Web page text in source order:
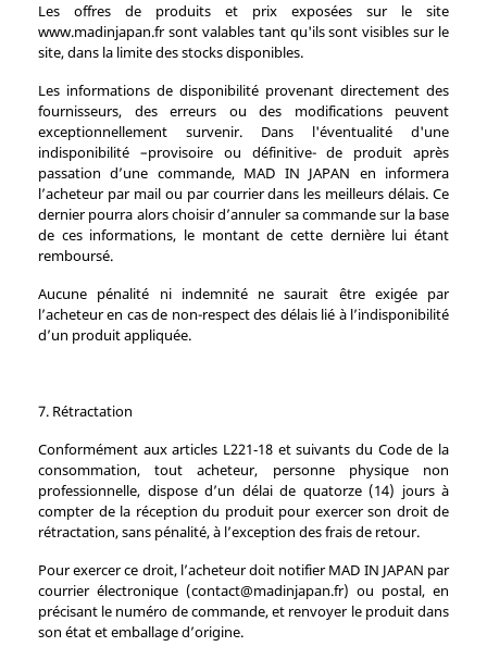
Les offres de produits et prix exposées sur le site
www.madinjapan.fr sont valables tant qu'ils sont visibles sur le
site, dans la limite des stocks disponibles.
Les informations de disponibilité provenant directement des
fournisseurs, des erreurs ou des modifications peuvent
exceptionnellement survenir. Dans l'éventualité d'une
indisponibilité –provisoire ou définitive- de produit après
passation d’une commande, MAD IN JAPAN en informera
l’acheteur par mail ou par courrier dans les meilleurs délais. Ce
dernier pourra alors choisir d’annuler sa commande sur la base
de ces informations, le montant de cette dernière lui étant
remboursé.
Aucune pénalité ni indemnité ne saurait être exigée par
l’acheteur en cas de non-respect des délais lié à l’indisponibilité
d’un produit appliquée.
7. Rétractation
Conformément aux articles L221‑18 et suivants du Code de la
consommation, tout acheteur, personne physique non
professionnelle, dispose d’un délai de quatorze (14) jours à
compter de la réception du produit pour exercer son droit de
rétractation, sans pénalité, à l’exception des frais de retour.
Pour exercer ce droit, l’acheteur doit notifier MAD IN JAPAN par
courrier électronique (contact@madinjapan.fr) ou postal, en
précisant le numéro de commande, et renvoyer le produit dans
son état et emballage d’origine.